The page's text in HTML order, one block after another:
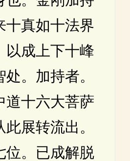
十真如十法界
以成上下十峰
。加持者。
道十六大菩萨
展转流出。
位。已成解脱